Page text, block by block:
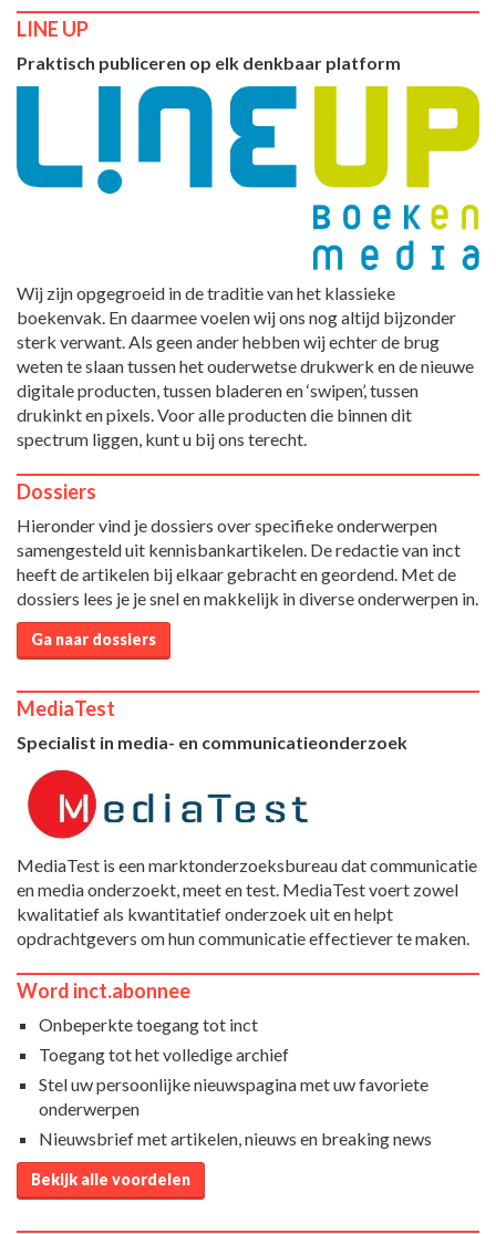
LINE UP
Praktisch publiceren op elk denkbaar platform
Wij zijn opgegroeid in de traditie van het klassieke
boekenvak. En daarmee voelen wij ons nog altijd bijzonder
sterk verwant. Als geen ander hebben wij echter de brug
weten te slaan tussen het ouderwetse drukwerk en de nieuwe
digitale producten, tussen bladeren en ‘swipen’, tussen
drukinkt en pixels. Voor alle producten die binnen dit
spectrum liggen, kunt u bij ons terecht.
Dossiers
Hieronder vind je dossiers over specifieke onderwerpen
samengesteld uit kennisbankartikelen. De redactie van inct
heeft de artikelen bij elkaar gebracht en geordend. Met de
dossiers lees je je snel en makkelijk in diverse onderwerpen in.
Ga naar dossiers
MediaTest
Specialist in media- en communicatieonderzoek
MediaTest is een marktonderzoeksbureau dat communicatie
en media onderzoekt, meet en test. MediaTest voert zowel
kwalitatief als kwantitatief onderzoek uit en helpt
opdrachtgevers om hun communicatie effectiever te maken.
Word inct.abonnee
Onbeperkte toegang tot inct
Toegang tot het volledige archief
Stel uw persoonlijke nieuwspagina met uw favoriete
onderwerpen
Nieuwsbrief met artikelen, nieuws en breaking news
Bekijk alle voordelen